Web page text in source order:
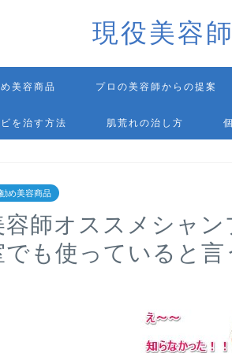
現役美容
美容商品 プロの美容師からの提案
を治す方法 肌荒れの治し方
め美容商品
容師オススメシャ
でも使っていると